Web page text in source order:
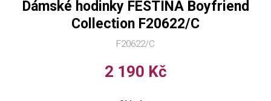
F20622/C
Dámské hodinky FESTINA Boyfriend
Collection F20622/C
2 190 Kč